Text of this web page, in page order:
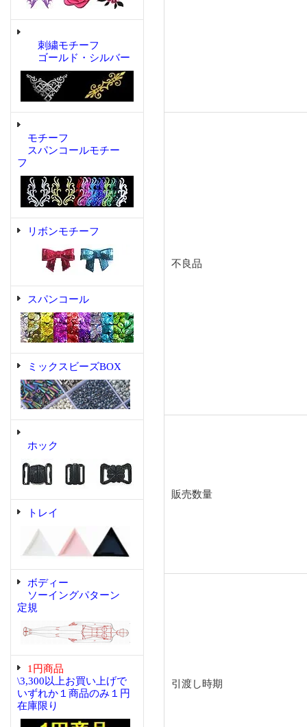
刺繍モチーフ
ゴールド・シルバー
モチーフ
スパンコールモチー
フ
リボンモチーフ
スパンコール
ミックスビーズBOX
ホック
トレイ
ボディー
ソーイングパターン
定規
1円商品
\3,300以上お買い上げで
いずれか１商品のみ１円
在庫限り
不良品
販売数量
引渡し時期